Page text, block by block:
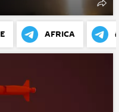
AFRICA